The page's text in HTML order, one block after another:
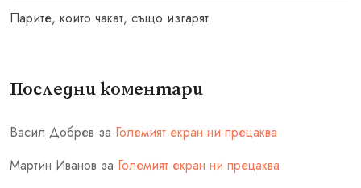
Парите, които чакат, също изгарят
Последни коментари
Васил Добрев за Големият екран ни прецаква
Мартин Иванов за Големият екран ни прецаква